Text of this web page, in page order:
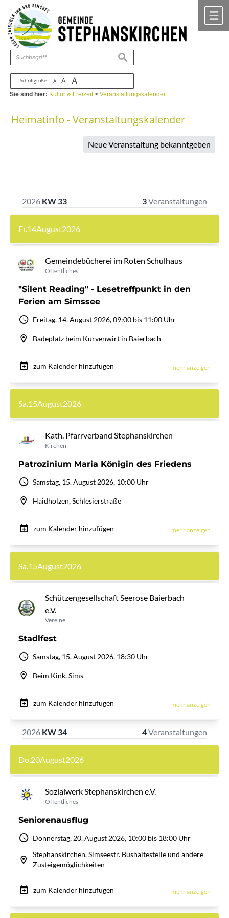
Zum Inhalt ,zur Navigation
Schriftgröße A A A
suchen
Sie sind hier: Kultur & Freizeit>Veranstaltungskalender
Heimatinfo - Veranstaltungskalender